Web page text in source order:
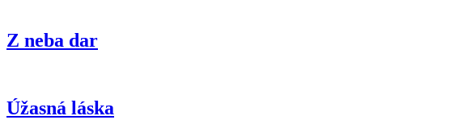
Z neba dar
Úžasná láska